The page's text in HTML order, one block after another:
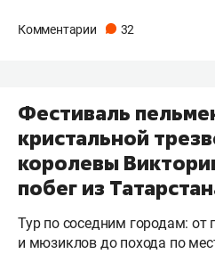
Комментарии 32
Фестиваль
кристальной
королевы
побег из
Тур по соседним городам: от
и мюзиклов до похода по